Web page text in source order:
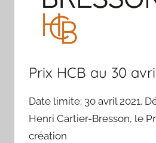
Prix HCB au 30
Date limite: 30 avril 2021.
Henri Cartier-Bresson, le
création